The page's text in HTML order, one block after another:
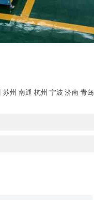
苏州 南通 杭州 宁波 济南 青岛